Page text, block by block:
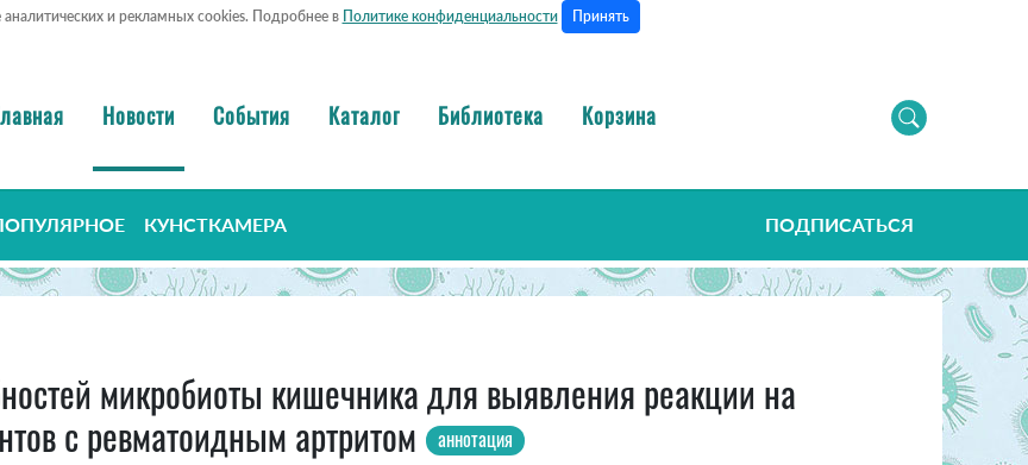
аналитических и рекламных cookies. Подробнее в Политике конфиденциальности Принять
Новости События Каталог Библиотека Корзина
КУНСТКАМЕРА ПОДПИСАТЬСЯ
микробиоты кишечника для выявления реакции на
с ревматоидным артритом
аннотация